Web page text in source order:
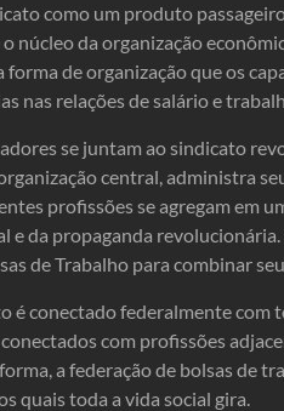
como um produto
núcleo da organização
de organização que os
nas relações de salário e
se juntam ao sindicato
central, administra
profissões se agregam em
e da propaganda
de Trabalho para combinar
é conectado federalmente
com profissões
a federação de bolsas de
quais toda a vida social gira.